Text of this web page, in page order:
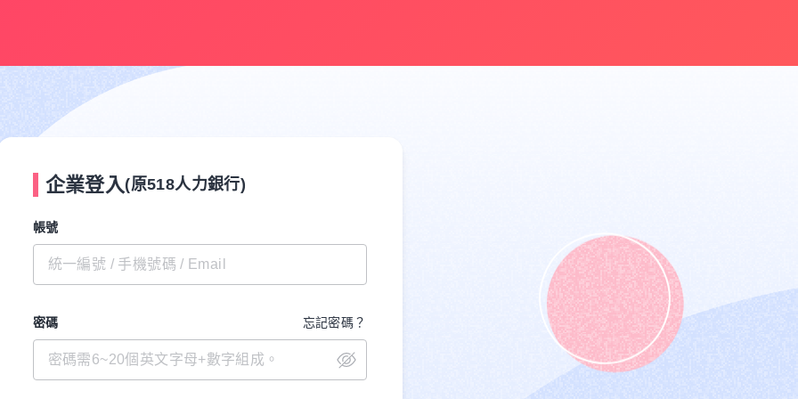
企業登入(原518人力銀行)
帳號
密碼 忘記密碼？